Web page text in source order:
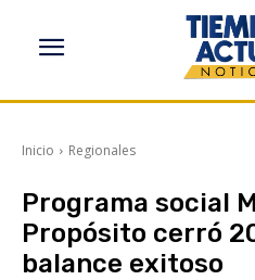
Inicio Regionales
Programa social
Propósito cerró
balance exitoso